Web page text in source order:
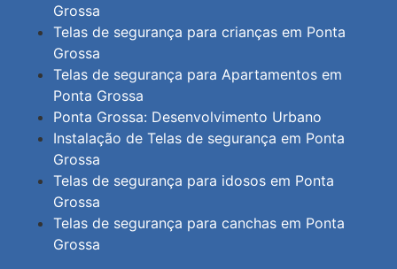
Grossa
Telas de segurança para crianças em Ponta
Grossa
Telas de segurança para Apartamentos em
Ponta Grossa
Ponta Grossa: Desenvolvimento Urbano
Instalação de Telas de segurança em Ponta
Grossa
Telas de segurança para idosos em Ponta
Grossa
Telas de segurança para canchas em Ponta
Grossa